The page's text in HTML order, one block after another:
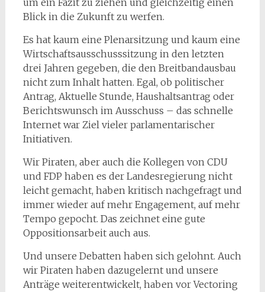
um ein Fazit zu ziehen und gleichzeitig einen
Blick in die Zukunft zu werfen.
Es hat kaum eine Plenarsitzung und kaum eine
Wirtschaftsausschusssitzung in den letzten
drei Jahren gegeben, die den Breitbandausbau
nicht zum Inhalt hatten. Egal, ob politischer
Antrag, Aktuelle Stunde, Haushaltsantrag oder
Berichtswunsch im Ausschuss – das schnelle
Internet war Ziel vieler parlamentarischer
Initiativen.
Wir Piraten, aber auch die Kollegen von CDU
und FDP haben es der Landesregierung nicht
leicht gemacht, haben kritisch nachgefragt und
immer wieder auf mehr Engagement, auf mehr
Tempo gepocht. Das zeichnet eine gute
Oppositionsarbeit auch aus.
Und unsere Debatten haben sich gelohnt. Auch
wir Piraten haben dazugelernt und unsere
Anträge weiterentwickelt, haben vor Vectoring